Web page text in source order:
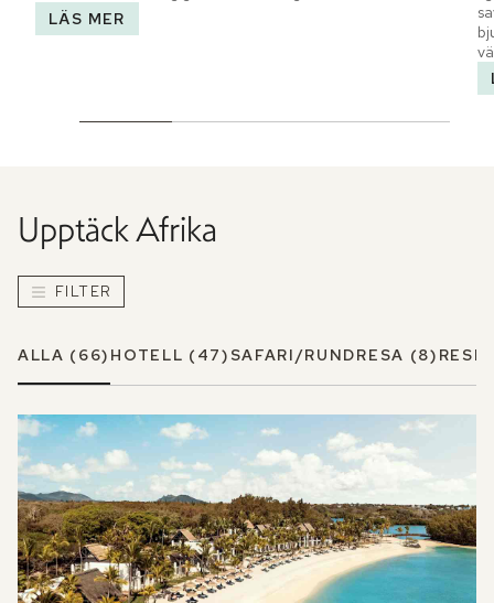
LÄS MER
UpptäckAfrika
FILTER
ALLA (66) HOTELL (47) SAFARI/RUNDRESA (8)